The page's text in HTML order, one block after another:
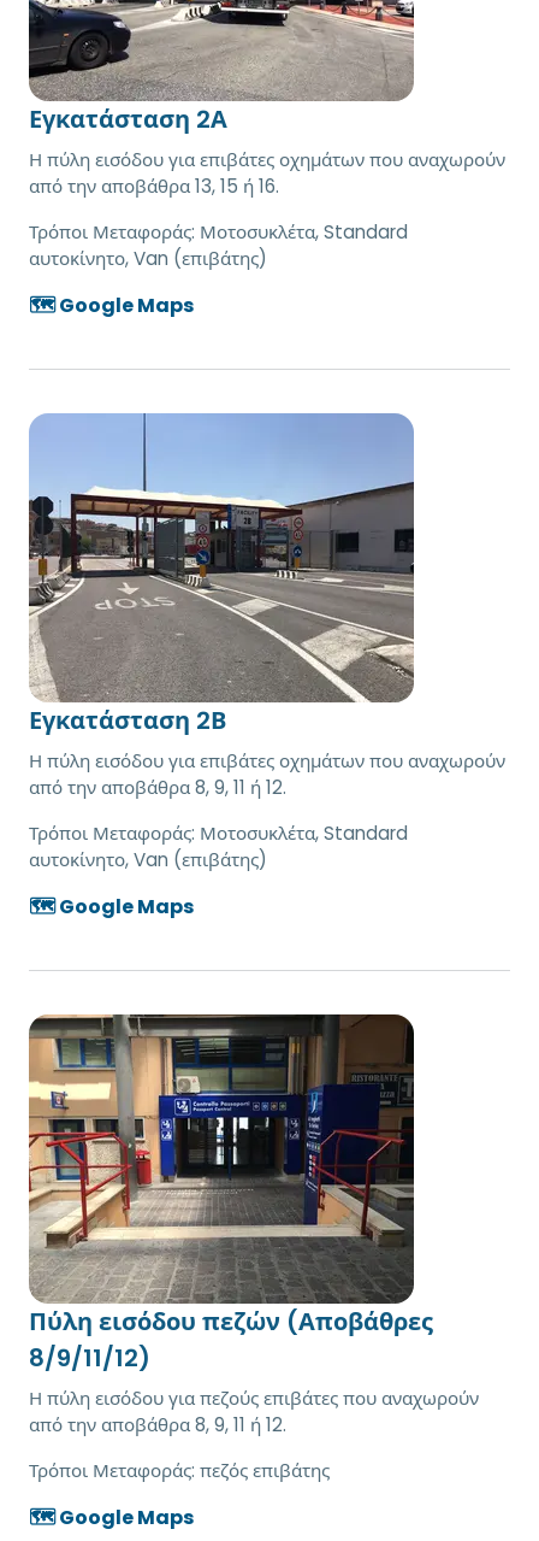
Εγκατάσταση 2Α
Η πύλη εισόδου για επιβάτες οχημάτων που αναχωρούν
από την αποβάθρα 13, 15 ή 16.
Τρόποι Μεταφοράς: Μοτοσυκλέτα, Standard
αυτοκίνητο, Van (επιβάτης)
🗺️ Google Maps
Εγκατάσταση 2Β
Η πύλη εισόδου για επιβάτες οχημάτων που αναχωρούν
από την αποβάθρα 8, 9, 11 ή 12.
Τρόποι Μεταφοράς: Μοτοσυκλέτα, Standard
αυτοκίνητο, Van (επιβάτης)
🗺️ Google Maps
Πύλη εισόδου πεζών (Αποβάθρες
8/9/11/12)
Η πύλη εισόδου για πεζούς επιβάτες που αναχωρούν
από την αποβάθρα 8, 9, 11 ή 12.
Τρόποι Μεταφοράς: πεζός επιβάτης
🗺️ Google Maps